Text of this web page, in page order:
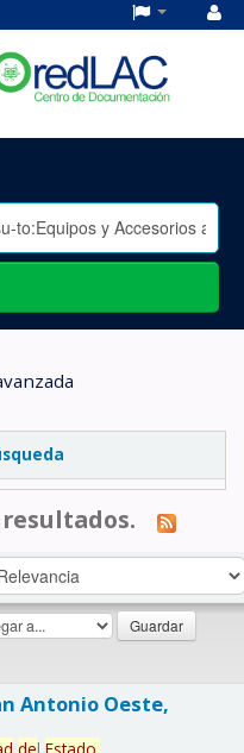
Antonio Oeste,